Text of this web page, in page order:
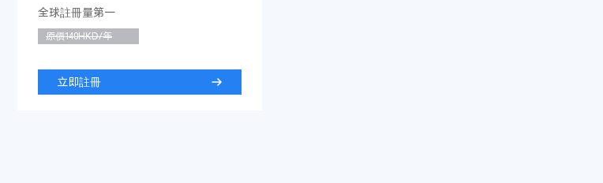
全球註冊量第一
原價140HKD/年
立即註冊